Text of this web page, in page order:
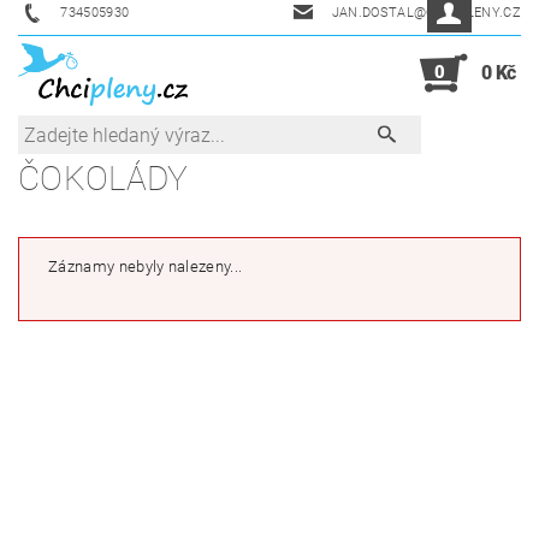
734505930 JAN.DOSTAL@CHCIPLENY.CZ
0 0 Kč
ČOKOLÁDY
Záznamy nebyly nalezeny...